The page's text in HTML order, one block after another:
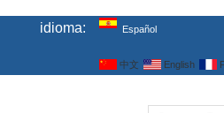
idioma:
Español
中文 English